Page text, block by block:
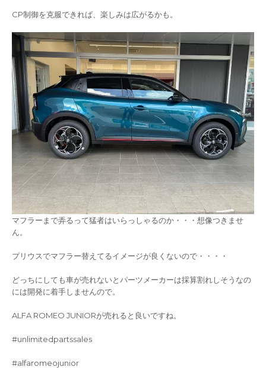
CP制御を克服できれば、楽しみは広がるかも。
マフラーまで弄るって猛者はいらっしゃるのか・・・想像つきませ
ん。
プリウスでマフラー替えてるイメージが良くないので・・・・
どっちにしても車が売れないとパーツメーカーは採算割れしそうなの
には開発に着手しませんので。
ALFA ROMEO JUNIORが売れると良いですね。
#unlimitedpartssales
#alfaromeojunior